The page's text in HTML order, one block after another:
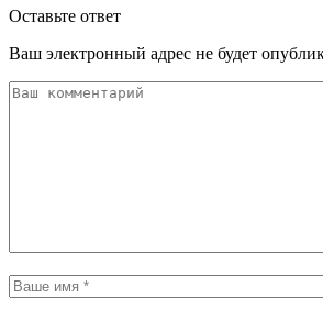
Оставьте ответ
Ваш электронный адрес не будет